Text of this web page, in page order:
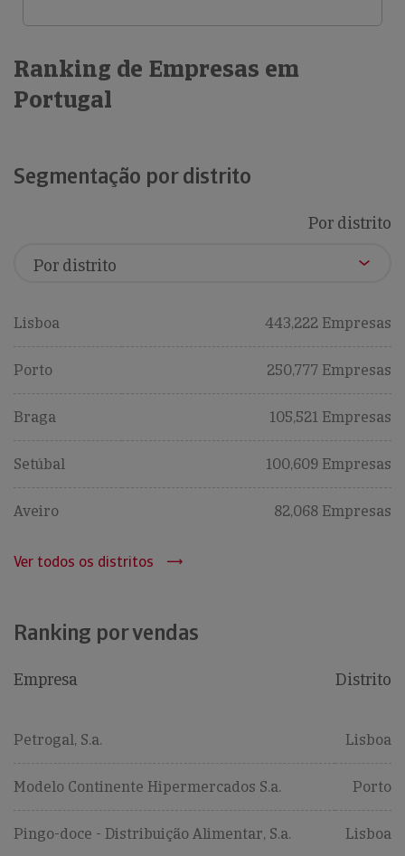
Ranking de Empresas em
Portugal
Segmentação por distrito
Por distrito
Lisboa 443,222 Empresas
Porto 250,777 Empresas
Braga 105,521 Empresas
Setúbal 100,609 Empresas
Aveiro 82,068 Empresas
Ver todos os distritos
Ranking por vendas
Empresa Distrito
Petrogal, S.a. Lisboa
Modelo Continente Hipermercados S.a. Porto
Pingo-doce - Distribuição Alimentar, S.a. Lisboa